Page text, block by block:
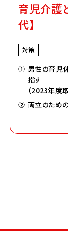
育児介護
代】
対策
① 男性の育児
指す
（2023年度
② 両立のため